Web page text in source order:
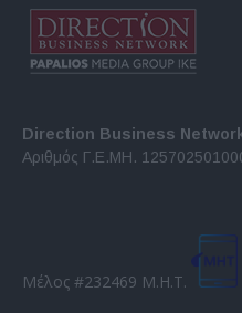
Direction Business
Αριθμός Γ.Ε.ΜΗ.
Μέλος #232469 Μ.Η.Τ.